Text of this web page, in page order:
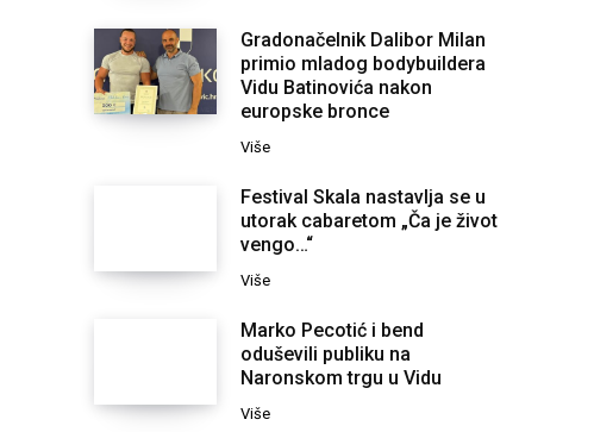
Gradonačelnik Dalibor Milan
primio mladog bodybuildera
Vidu Batinovića nakon
europske bronce
Više
Festival Skala nastavlja se u
utorak cabaretom „Ča je život
vengo…“
Više
Marko Pecotić i bend
oduševili publiku na
Naronskom trgu u Vidu
Više